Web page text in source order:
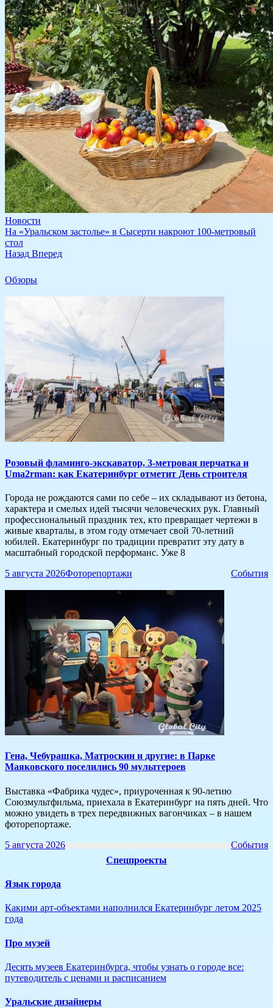
Новости
​На «Уральском застолье» в Сысерти накроют 100-метровый
стол
Назад Вперед
Обзоры
Розовый фламинго-экскаватор, 3-метровая перчатка и
Uma2rman: как Екатеринбург отметит День строителя
Города не рождаются сами по себе – их складывают из бетона,
характера и смелых идей тысячи человеческих рук. Главный
профессиональный праздник тех, кто превращает чертежи в
живые кварталы, в этом году отмечает свой 70-летний
юбилей. Екатеринбург по традиции превратит эту дату в
масштабный городской перформанс. Уже 8
5 августа 2026
События
Фоторепортажи
​Гена, Чебурашка, Матроскин и другие: в Парке
Маяковского поселились 90 мультгероев
Выставка «Фабрика чудес», приуроченная к 90-летию
Союзмультфильма, приехала в Екатеринбург на пять дней. Что
можно увидеть в трех передвижных вагончиках – в нашем
фоторепортаже.
5 августа 2026
События
Спецпроекты
Язык города
​Какими арт-объектами наполнился Екатеринбург летом 2025
года
Про музей
​Десять музеев Екатеринбурга, чтобы узнать о городе все:
путеводитель с ценами и расписанием
Уральские дизайнеры